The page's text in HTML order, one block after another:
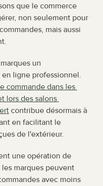
que le commerce
non seulement pour
mais aussi
un
ligne professionnel.
commande dans les
lors des salons
contribue désormais à
en facilitant le
de l'extérieur.
une opération de
marques peuvent
avec moins